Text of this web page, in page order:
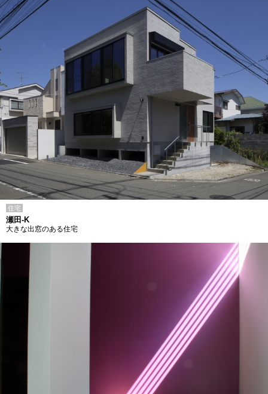
住宅
瀬田-K
大きな出窓のある住宅